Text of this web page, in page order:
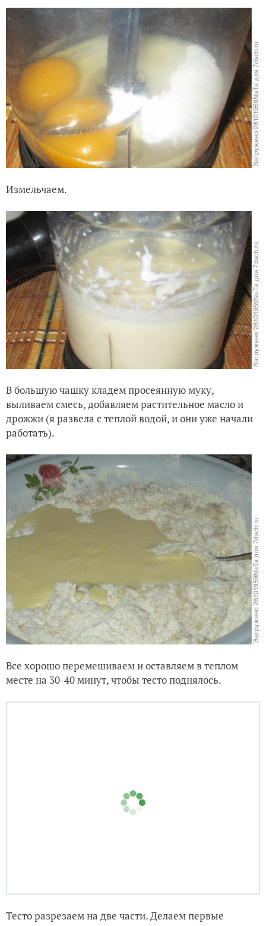
Измельчаем.
В большую чашку кладем просеянную муку,
выливаем смесь, добавляем растительное масло и
дрожжи (я развела с теплой водой, и они уже начали
работать).
Все хорошо перемешиваем и оставляем в теплом
месте на 30-40 минут, чтобы тесто поднялось.
рулетики: раскатываем тесто, кладем корицу,